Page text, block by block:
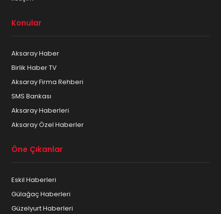
Konular
Aksaray Haber
Birlik Haber TV
Aksaray Firma Rehberi
SMS Bankası
Aksaray Haberleri
Aksaray Özel Haberler
Öne Çıkanlar
Eskil Haberleri
Gülağaç Haberleri
Güzelyurt Haberleri